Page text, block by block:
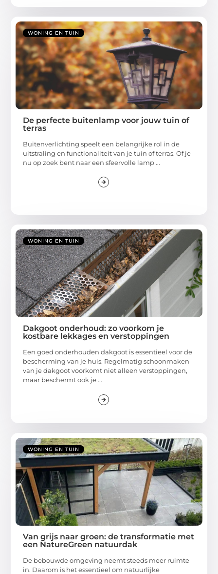
WONING EN TUIN
De perfecte buitenlamp voor jouw tuin of
terras
Buitenverlichting speelt een belangrijke rol in de
uitstraling en functionaliteit van je tuin of terras. Of je
nu op zoek bent naar een sfeervolle lamp ...
WONING EN TUIN
Dakgoot onderhoud: zo voorkom je
kostbare lekkages en verstoppingen
Een goed onderhouden dakgoot is essentieel voor de
bescherming van je huis. Regelmatig schoonmaken
van je dakgoot voorkomt niet alleen verstoppingen,
maar beschermt ook je ...
WONING EN TUIN
Van grijs naar groen: de transformatie met
een NatureGreen natuurdak
De bebouwde omgeving neemt steeds meer ruimte
in. Daarom is het essentieel om natuurlijke